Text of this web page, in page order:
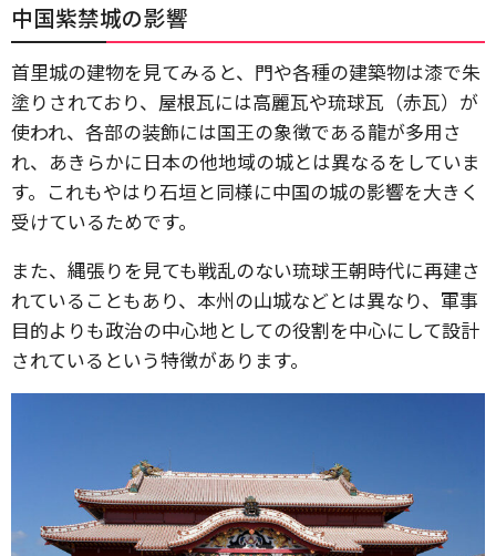
中国紫禁城の影響
首里城の建物を見てみると、門や各種の建築物は漆で朱
塗りされており、屋根瓦には高麗瓦や琉球瓦（赤瓦）が
使われ、各部の装飾には国王の象徴である龍が多用さ
れ、あきらかに日本の他地域の城とは異なるをしていま
す。これもやはり石垣と同様に中国の城の影響を大きく
受けているためです。
また、縄張りを見ても戦乱のない琉球王朝時代に再建さ
れていることもあり、本州の山城などとは異なり、軍事
目的よりも政治の中心地としての役割を中心にして設計
されているという特徴があります。